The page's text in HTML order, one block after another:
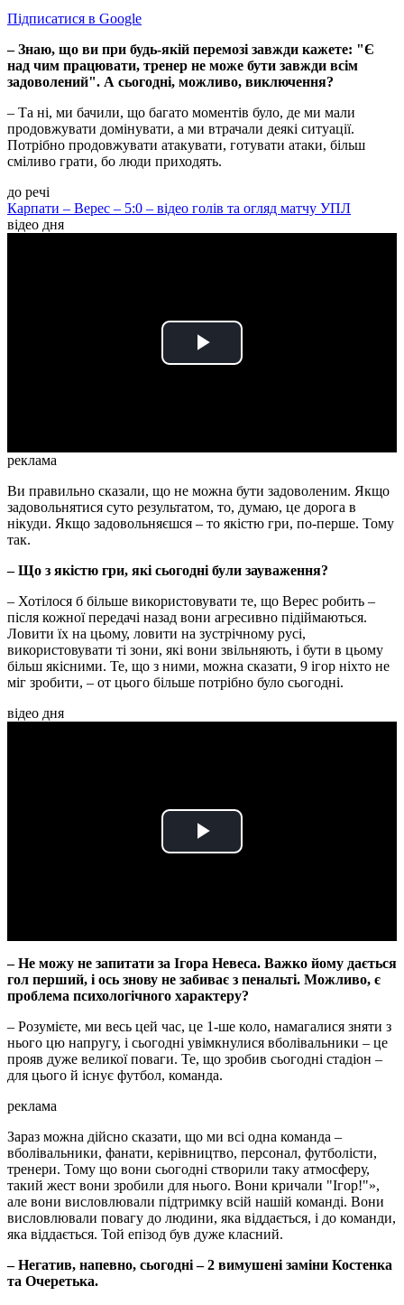
Підписатися в Google
– Знаю, що ви при будь-якій перемозі завжди кажете: "Є
над чим працювати, тренер не може бути завжди всім
задоволений". А сьогодні, можливо, виключення?
– Та ні, ми бачили, що багато моментів було, де ми мали
продовжувати домінувати, а ми втрачали деякі ситуації.
Потрібно продовжувати атакувати, готувати атаки, більш
сміливо грати, бо люди приходять.
до речі
Карпати – Верес – 5:0 – відео голів та огляд матчу УПЛ
відео дня
Play
реклама
Ви правильно сказали, що не можна бути задоволеним. Якщо
задовольнятися суто результатом, то, думаю, це дорога в
нікуди. Якщо задовольняєшся – то якістю гри, по-перше. Тому
так.
– Що з якістю гри, які сьогодні були зауваження?
– Хотілося б більше використовувати те, що Верес робить –
після кожної передачі назад вони агресивно підіймаються.
Ловити їх на цьому, ловити на зустрічному русі,
використовувати ті зони, які вони звільняють, і бути в цьому
більш якісними. Те, що з ними, можна сказати, 9 ігор ніхто не
міг зробити, – от цього більше потрібно було сьогодні.
відео дня
Play
– Не можу не запитати за Ігора Невеса. Важко йому дається
гол перший, і ось знову не забиває з пенальті. Можливо, є
проблема психологічного характеру?
– Розумієте, ми весь цей час, це 1-ше коло, намагалися зняти з
нього цю напругу, і сьогодні увімкнулися вболівальники – це
прояв дуже великої поваги. Те, що зробив сьогодні стадіон –
для цього й існує футбол, команда.
реклама
Зараз можна дійсно сказати, що ми всі одна команда –
вболівальники, фанати, керівництво, персонал, футболісти,
тренери. Тому що вони сьогодні створили таку атмосферу,
такий жест вони зробили для нього. Вони кричали "Ігор!"»,
але вони висловлювали підтримку всій нашій команді. Вони
висловлювали повагу до людини, яка віддається, і до команди,
яка віддається. Той епізод був дуже класний.
– Негатив, напевно, сьогодні – 2 вимушені заміни Костенка
та Очеретька.